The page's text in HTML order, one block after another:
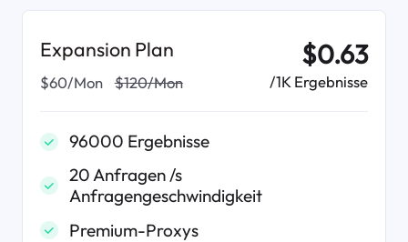
Expansion Plan
$60/Mon $120/Mon
$0.63
/1K Ergebnisse
96000 Ergebnisse
20 Anfragen /s
Anfragengeschwindigkeit
Premium-Proxys